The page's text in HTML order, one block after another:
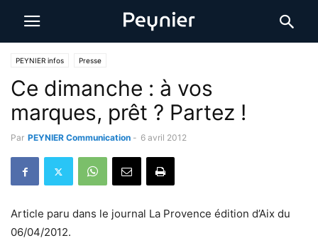
PEYNIER infos Presse
Ce dimanche : à vos
marques, prêt ? Partez !
Par PEYNIER Communication - 6 avril 2012
Article paru dans le journal La Provence édition d’Aix du
06/04/2012.